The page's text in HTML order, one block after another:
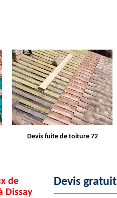
Entreprise de toiture 72
de
Dissay
Devis gratuit